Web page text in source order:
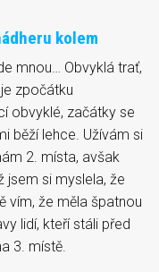
kolem
mnou… Obvyklá trať,
zpočátku
obvyklé, začátky se
běží lehce. Užívám si
2. místa, avšak
jsem si myslela, že
vím, že měla špatnou
lidí, kteří stáli před
3. místě.